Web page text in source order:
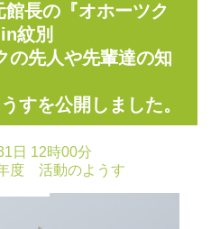
長の『オホーツク
紋別
の先人や先輩達の知
すを公開しました。
日 12時00分
度 活動のようす